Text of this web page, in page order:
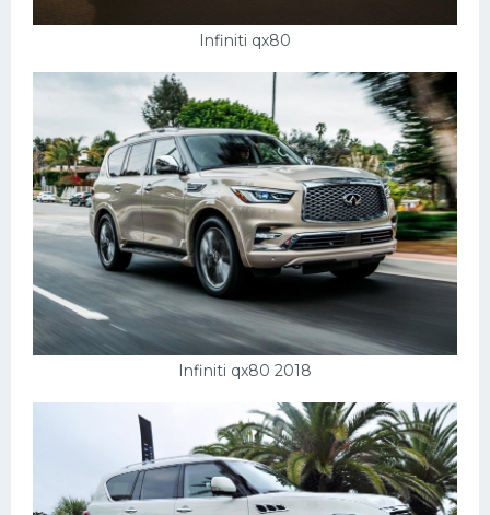
Infiniti qx80
Infiniti qx80 2018